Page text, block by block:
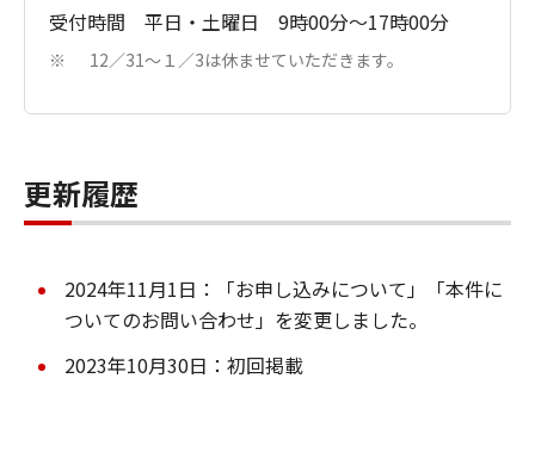
受付時間 平日・土曜日 9時00分～17時00分
※ 12／31～１／3は休ませていただきます。
更新履歴
2024年11月1日：「お申し込みについて」「本件に
ついてのお問い合わせ」を変更しました。
2023年10月30日：初回掲載